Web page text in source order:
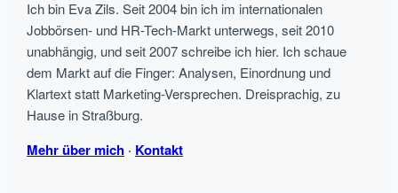
Ich bin Eva Zils. Seit 2004 bin ich im internationalen
Jobbörsen- und HR-Tech-Markt unterwegs, seit 2010
unabhängig, und seit 2007 schreibe ich hier. Ich schaue
dem Markt auf die Finger: Analysen, Einordnung und
Klartext statt Marketing-Versprechen. Dreisprachig, zu
Hause in Straßburg.
Mehr über mich · Kontakt